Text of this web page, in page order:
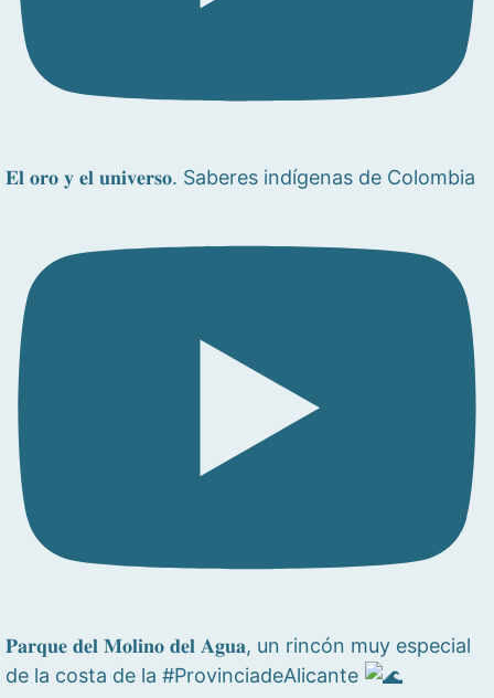
𝐄𝐥 𝐨𝐫𝐨 𝐲 𝐞𝐥 𝐮𝐧𝐢𝐯𝐞𝐫𝐬𝐨. Saberes indígenas de Colombia
𝐏𝐚𝐫𝐪𝐮𝐞 𝐝𝐞𝐥 𝐌𝐨𝐥𝐢𝐧𝐨 𝐝𝐞𝐥 𝐀𝐠𝐮𝐚, un rincón muy especial
de la costa de la #ProvinciadeAlicante